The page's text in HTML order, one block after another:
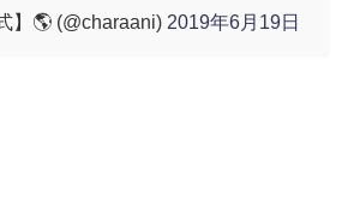
】🌎 (@charaani) 2019年6月19日